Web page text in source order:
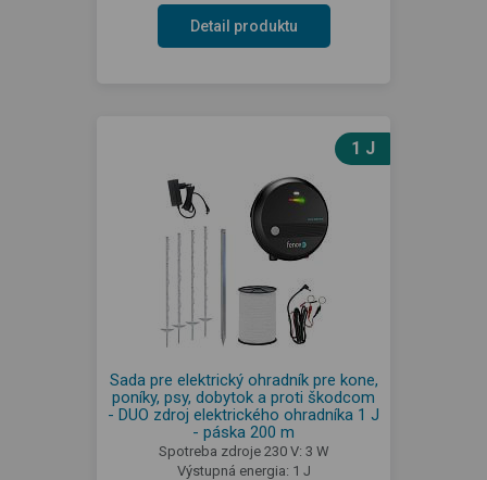
Detail produktu
1 J
Sada pre elektrický ohradník pre kone,
poníky, psy, dobytok a proti škodcom
- DUO zdroj elektrického ohradníka 1 J
- páska 200 m
Spotreba zdroje 230 V: 3 W
Výstupná energia: 1 J